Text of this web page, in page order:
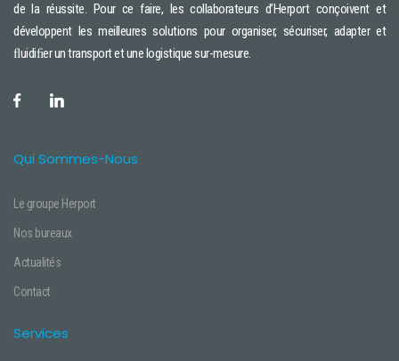
de la réussite. Pour ce faire, les collaborateurs d’Herport conçoivent et
développent les meilleures solutions pour organiser, sécuriser, adapter et
ﬂuidiﬁer un transport et une logistique sur-mesure.
Qui Sommes-Nous
Le groupe Herport
Nos bureaux
Actualités
Contact
Services